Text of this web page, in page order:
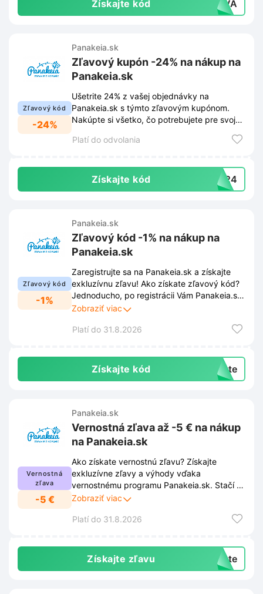
Získajte kód RAVA
Zľavový kód
-24%
Panakeia.sk
Zľavový kupón -24% na nákup na
Panakeia.sk
Ušetrite 24% z vašej objednávky na
Panakeia.sk s týmto zľavovým kupónom.
Nakúpte si všetko, čo potrebujete pre svoje
Platí do odvolania
Získajte kód TA24
Zľavový kód
-1%
Panakeia.sk
Zľavový kód -1% na nákup na
Panakeia.sk
Zaregistrujte sa na Panakeia.sk a získajte
exkluzívnu zľavu! Ako získate zľavový kód?
Jednoducho, po registrácii Vám Panakeia.sk
pošle na Vašu e-mailovú adresu špeciálnu
objavte svet prírodných produktov za
Zobraziť viac
Platí do 31.8.2026
Získajte kód exte
Vernostná
zľava
-5 €
Panakeia.sk
Vernostná zľava až -5 € na nákup
na Panakeia.sk
Ako získate vernostnú zľavu? Získajte
exkluzívne zľavy a výhody vďaka
vernostnému programu Panakeia.sk. Stačí sa
zaregistrovať a zľava sa automaticky
peniaze a užívajte si výhodnejšie
Zobraziť viac
Platí do 31.8.2026
Získajte zľavu exte